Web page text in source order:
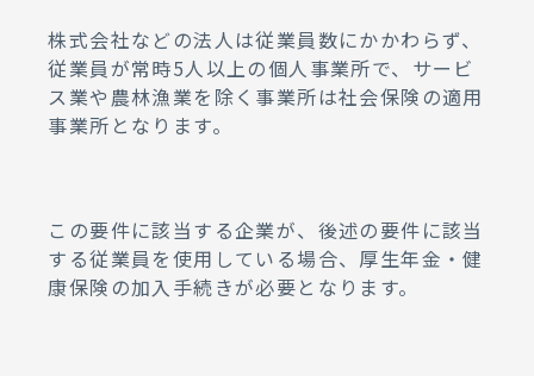
株式会社などの法人は従業員数にかかわらず、
従業員が常時5人以上の個人事業所で、サービ
ス業や農林漁業を除く事業所は社会保険の適用
事業所となります。
この要件に該当する企業が、後述の要件に該当
する従業員を使用している場合、厚生年金・健
康保険の加入手続きが必要となります。